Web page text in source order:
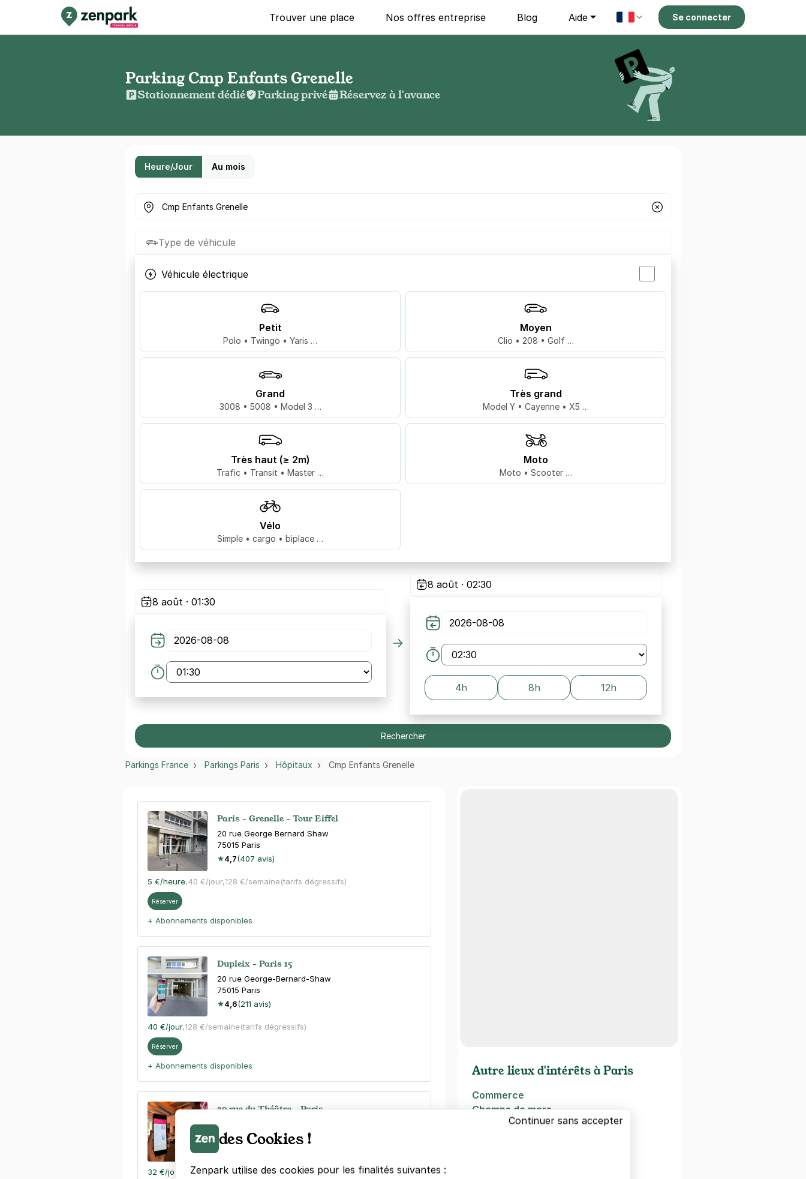
Trouver une place Nos offres entreprise Blog Aide Se connecter
Parking Cmp Enfants Grenelle
Stationnement dédié Parking privé Réservez à l'avance
Heure/Jour Au mois
Où cherchez-vous un parking ?
Type de véhicule
Véhicule électrique
Petit
Polo • Twingo • Yaris …
Moyen
Clio • 208 • Golf …
Grand
3008 • 5008 • Model 3 …
Très grand
Model Y • Cayenne • X5 …
Très haut (≥ 2m)
Trafic • Transit • Master …
Moto
Moto • Scooter …
Vélo
Simple • cargo • biplace …
8 août · 01:30
8 août · 02:30
4h 8h 12h
Rechercher
Parkings France Parkings Paris Hôpitaux Cmp Enfants Grenelle
Paris - Grenelle - Tour Eiffel
20 rue George Bernard Shaw
75015 Paris
4,7(407 avis)
5 €/heure,40 €/jour,128 €/semaine(tarifs dégressifs)
Réserver
+ Abonnements disponibles
Dupleix - Paris 15
20 rue George-Bernard-Shaw
75015 Paris
4,6(211 avis)
40 €/jour,128 €/semaine(tarifs dégressifs)
Réserver
+ Abonnements disponibles
20 rue du Théâtre - Paris
20 rue du Théâtre
75015 Paris
32 €/jour 88 €/semaine(tarifs dégressifs)
Autre lieux d'intérêts à Paris
Commerce
Champs de mars
Tour EiffelContinuer sans accepter
des Cookies !
Zenpark utilise des cookies pour les finalités suivantes :